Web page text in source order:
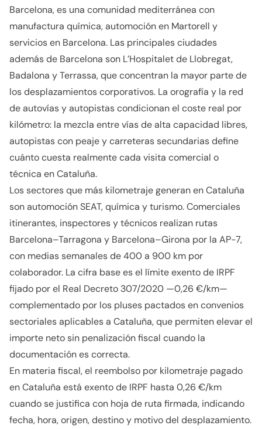
Barcelona, es una comunidad mediterránea con
manufactura química, automoción en Martorell y
servicios en Barcelona. Las principales ciudades
además de Barcelona son L’Hospitalet de Llobregat,
Badalona y Terrassa, que concentran la mayor parte de
los desplazamientos corporativos. La orografía y la red
de autovías y autopistas condicionan el coste real por
kilómetro: la mezcla entre vías de alta capacidad libres,
autopistas con peaje y carreteras secundarias define
cuánto cuesta realmente cada visita comercial o
técnica en Cataluña.
Los sectores que más kilometraje generan en Cataluña
son automoción SEAT, química y turismo. Comerciales
itinerantes, inspectores y técnicos realizan rutas
Barcelona–Tarragona y Barcelona–Girona por la AP-7,
con medias semanales de 400 a 900 km por
colaborador. La cifra base es el límite exento de IRPF
fijado por el Real Decreto 307/2020 —0,26 €/km—
complementado por los pluses pactados en convenios
sectoriales aplicables a Cataluña, que permiten elevar el
importe neto sin penalización fiscal cuando la
documentación es correcta.
En materia fiscal, el reembolso por kilometraje pagado
en Cataluña está exento de IRPF hasta 0,26 €/km
cuando se justifica con hoja de ruta firmada, indicando
fecha, hora, origen, destino y motivo del desplazamiento.